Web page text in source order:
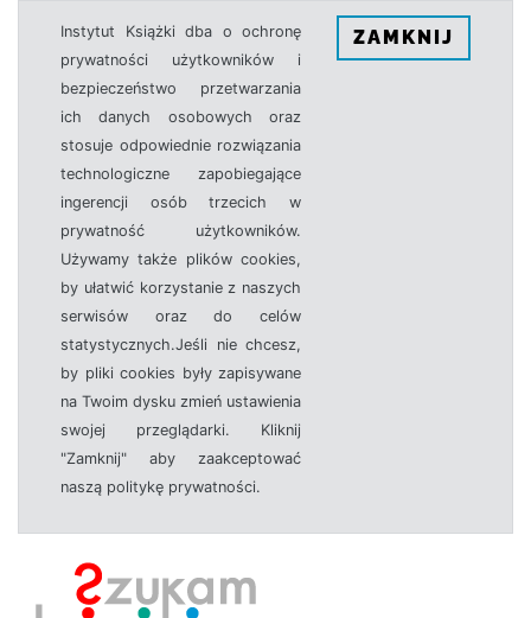
Instytut Książki dba o ochronę
prywatności użytkowników i
bezpieczeństwo przetwarzania
ich danych osobowych oraz
stosuje odpowiednie rozwiązania
technologiczne zapobiegające
ingerencji osób trzecich w
prywatność użytkowników.
Używamy także plików cookies,
by ułatwić korzystanie z naszych
serwisów oraz do celów
statystycznych.Jeśli nie chcesz,
by pliki cookies były zapisywane
na Twoim dysku zmień ustawienia
swojej przeglądarki. Kliknij
"Zamknij" aby zaakceptować
naszą politykę prywatności.
ZAMKNIJ